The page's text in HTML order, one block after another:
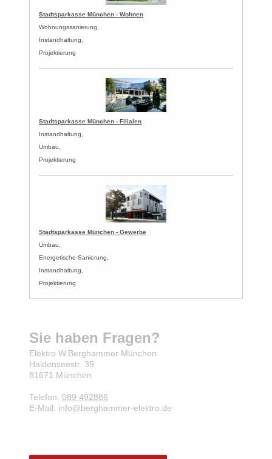
Stadtsparkasse München - Wohnen
Wohnungssanierung,
Instandhaltung,
Projektierung
Stadtsparkasse München - Filialen
Instandhaltung,
Umbau,
Projektierung
Stadtsparkasse München - Gewerbe
Umbau,
Energetische Sanierung,
Instandhaltung,
Projektierung
Sie haben Fragen?
Elektro W.Berghammer München
Haldenseestr. 39
81671 München
Telefon: 089 492886
E-Mail: info@berghammer-elektro.de